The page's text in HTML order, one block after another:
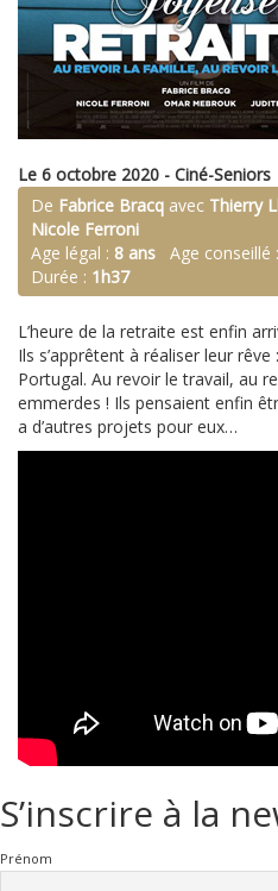
Le 6 octobre 2020 - Ciné-Seniors
De Fabrice Bracq avec Thierry
Nicole Ferroni
Age légal : 8 ans Age conseillé :
Durée : 1h37
L’heure de la retraite est enfin
Ils s’apprêtent à réaliser leur
Portugal. Au revoir le travail, au
emmerdes ! Ils pensaient enfin
a d’autres projets pour eux…
S’inscrire à la
Prénom